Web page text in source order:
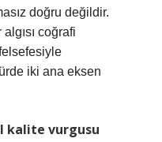
doğru değildir.
coğrafi
iki ana eksen
kalite vurgusu